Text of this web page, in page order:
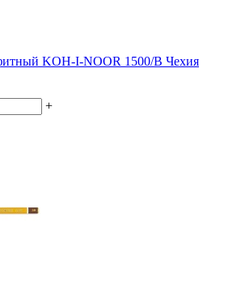
KOH-I-NOOR 1500/B Чехия
+